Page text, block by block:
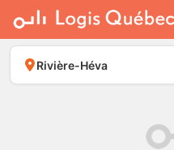
À LOUER
À VENDRE
PLACER UNE ANNONCE
Rivière-Héva